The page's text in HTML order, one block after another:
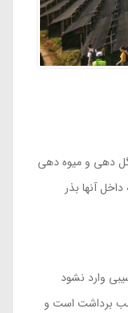
دهی و میوه دهی
آنها بذر
وارد نشود
برداشت است و